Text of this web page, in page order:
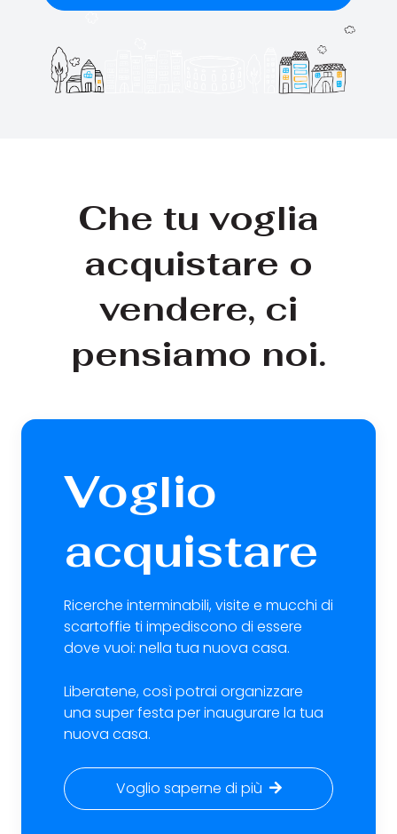
Che tu voglia
acquistare o
vendere, ci
pensiamo noi.
Voglio
acquistare
Ricerche interminabili, visite e mucchi di
scartoffie ti impediscono di essere
dove vuoi: nella tua nuova casa.
Liberatene, così potrai organizzare
una super festa per inaugurare la tua
nuova casa.
Voglio saperne di più